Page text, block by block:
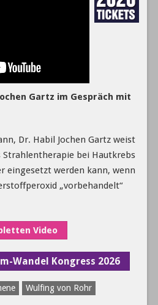
Gartz im Gespräch mit
Dr. Habil Jochen Gartz weist
Strahlentherapie bei Hautkrebs
eingesetzt werden kann, wenn
„vorbehandelt“
Video
Wandel Kongress 2026
Wulfing von Rohr